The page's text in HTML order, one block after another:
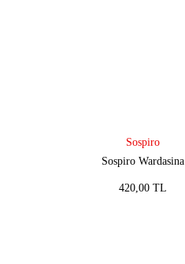
Sospiro
Sospiro Wardasina
420,00 TL